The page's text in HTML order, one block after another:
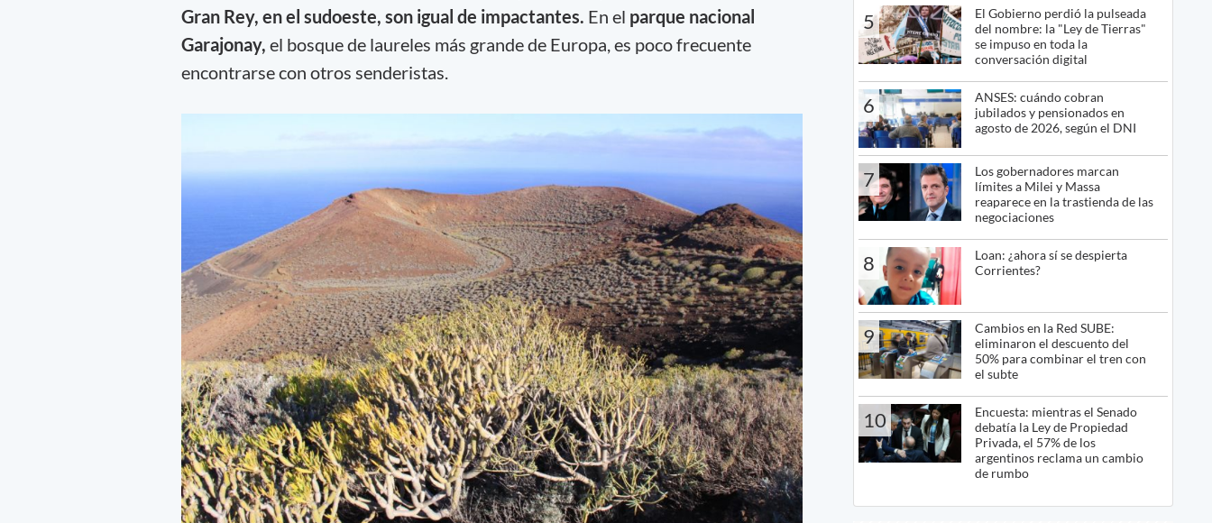
Gran Rey, en el sudoeste, son igual de impactantes. En el parque nacional
Garajonay, el bosque de laureles más grande de Europa, es poco frecuente
encontrarse con otros senderistas.
5
El Gobierno perdió la pulseada
del nombre: la "Ley de Tierras"
se impuso en toda la
conversación digital
6
ANSES: cuándo cobran
jubilados y pensionados en
agosto de 2026, según el DNI
7
Los gobernadores marcan
límites a Milei y Massa
reaparece en la trastienda de las
negociaciones
8
Loan: ¿ahora sí se despierta
Corrientes?
9
Cambios en la Red SUBE:
eliminaron el descuento del
50% para combinar el tren con
el subte
10
Encuesta: mientras el Senado
debatía la Ley de Propiedad
Privada, el 57% de los
argentinos reclama un cambio
de rumbo